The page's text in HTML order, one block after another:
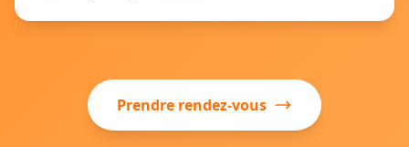
Prendre rendez-vous